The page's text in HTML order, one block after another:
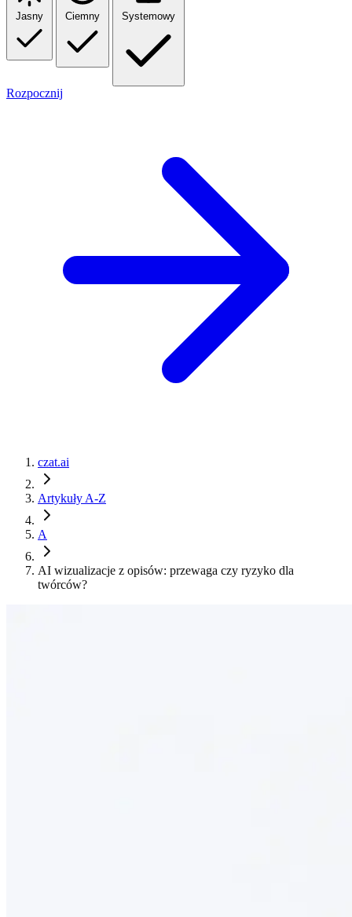
Jasny Ciemny Systemowy
Rozpocznij
czat.ai
Artykuły A-Z
A
AI wizualizacje z opisów: przewaga czy ryzyko dla
twórców?